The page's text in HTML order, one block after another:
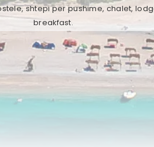
shtepi per pushime, chalet,
breakfast.